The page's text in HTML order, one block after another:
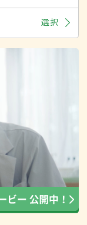
選択